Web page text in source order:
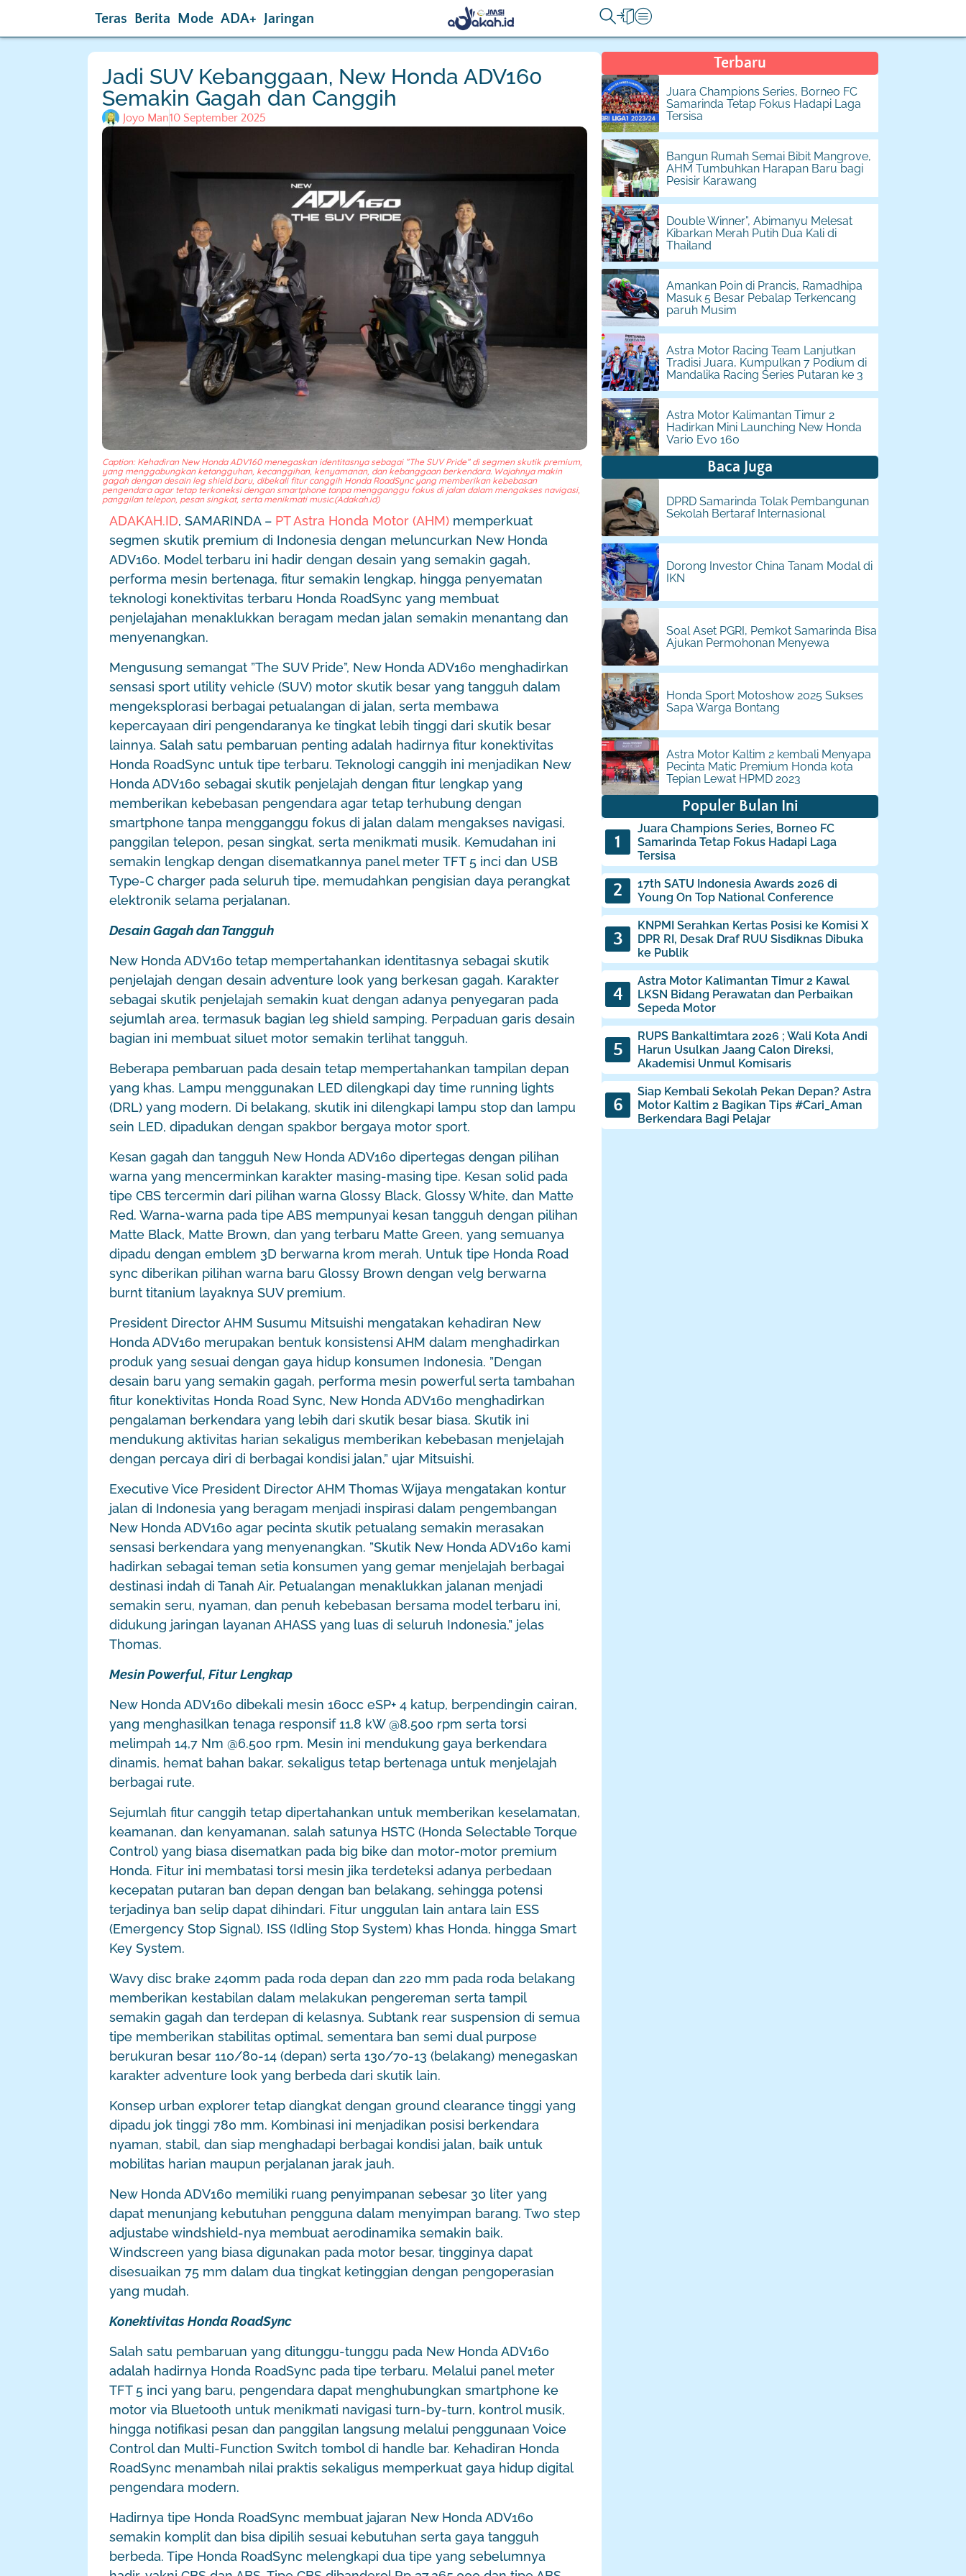
Teras Berita Mode ADA+ Jaringan
Jadi SUV Kebanggaan, New Honda ADV160
Semakin Gagah dan Canggih
Joyo Man10 September 2025
Caption: Kehadiran New Honda ADV160 menegaskan identitasnya sebagai ”The SUV Pride” di segmen skutik premium,
yang menggabungkan ketangguhan, kecanggihan, kenyamanan, dan kebanggaan berkendara. Wajahnya makin
gagah dengan desain leg shield baru, dibekali fitur canggih Honda RoadSync yang memberikan kebebasan
pengendara agar tetap terkoneksi dengan smartphone tanpa mengganggu fokus di jalan dalam mengakses navigasi,
panggilan telepon, pesan singkat, serta menikmati music.(Adakah.id)
ADAKAH.ID, SAMARINDA – PT Astra Honda Motor (AHM) memperkuat
segmen skutik premium di Indonesia dengan meluncurkan New Honda
ADV160. Model terbaru ini hadir dengan desain yang semakin gagah,
performa mesin bertenaga, fitur semakin lengkap, hingga penyematan
teknologi konektivitas terbaru Honda RoadSync yang membuat
penjelajahan menaklukkan beragam medan jalan semakin menantang dan
menyenangkan.
Mengusung semangat ”The SUV Pride”, New Honda ADV160 menghadirkan
sensasi sport utility vehicle (SUV) motor skutik besar yang tangguh dalam
mengeksplorasi berbagai petualangan di jalan, serta membawa
kepercayaan diri pengendaranya ke tingkat lebih tinggi dari skutik besar
lainnya. Salah satu pembaruan penting adalah hadirnya fitur konektivitas
Honda RoadSync untuk tipe terbaru. Teknologi canggih ini menjadikan New
Honda ADV160 sebagai skutik penjelajah dengan fitur lengkap yang
memberikan kebebasan pengendara agar tetap terhubung dengan
smartphone tanpa mengganggu fokus di jalan dalam mengakses navigasi,
panggilan telepon, pesan singkat, serta menikmati musik. Kemudahan ini
semakin lengkap dengan disematkannya panel meter TFT 5 inci dan USB
Type-C charger pada seluruh tipe, memudahkan pengisian daya perangkat
elektronik selama perjalanan.
Desain Gagah dan Tangguh
New Honda ADV160 tetap mempertahankan identitasnya sebagai skutik
penjelajah dengan desain adventure look yang berkesan gagah. Karakter
sebagai skutik penjelajah semakin kuat dengan adanya penyegaran pada
sejumlah area, termasuk bagian leg shield samping. Perpaduan garis desain
bagian ini membuat siluet motor semakin terlihat tangguh.
Beberapa pembaruan pada desain tetap mempertahankan tampilan depan
yang khas. Lampu menggunakan LED dilengkapi day time running lights
(DRL) yang modern. Di belakang, skutik ini dilengkapi lampu stop dan lampu
sein LED, dipadukan dengan spakbor bergaya motor sport.
Kesan gagah dan tangguh New Honda ADV160 dipertegas dengan pilihan
warna yang mencerminkan karakter masing-masing tipe. Kesan solid pada
tipe CBS tercermin dari pilihan warna Glossy Black, Glossy White, dan Matte
Red. Warna-warna pada tipe ABS mempunyai kesan tangguh dengan pilihan
Matte Black, Matte Brown, dan yang terbaru Matte Green, yang semuanya
dipadu dengan emblem 3D berwarna krom merah. Untuk tipe Honda Road
sync diberikan pilihan warna baru Glossy Brown dengan velg berwarna
burnt titanium layaknya SUV premium.
President Director AHM Susumu Mitsuishi mengatakan kehadiran New
Honda ADV160 merupakan bentuk konsistensi AHM dalam menghadirkan
produk yang sesuai dengan gaya hidup konsumen Indonesia. ”Dengan
desain baru yang semakin gagah, performa mesin powerful serta tambahan
fitur konektivitas Honda Road Sync, New Honda ADV160 menghadirkan
pengalaman berkendara yang lebih dari skutik besar biasa. Skutik ini
mendukung aktivitas harian sekaligus memberikan kebebasan menjelajah
dengan percaya diri di berbagai kondisi jalan,” ujar Mitsuishi.
Executive Vice President Director AHM Thomas Wijaya mengatakan kontur
jalan di Indonesia yang beragam menjadi inspirasi dalam pengembangan
New Honda ADV160 agar pecinta skutik petualang semakin merasakan
sensasi berkendara yang menyenangkan. ”Skutik New Honda ADV160 kami
hadirkan sebagai teman setia konsumen yang gemar menjelajah berbagai
destinasi indah di Tanah Air. Petualangan menaklukkan jalanan menjadi
semakin seru, nyaman, dan penuh kebebasan bersama model terbaru ini,
didukung jaringan layanan AHASS yang luas di seluruh Indonesia,” jelas
Thomas.
Mesin Powerful, Fitur Lengkap
New Honda ADV160 dibekali mesin 160cc eSP+ 4 katup, berpendingin cairan,
yang menghasilkan tenaga responsif 11,8 kW @8.500 rpm serta torsi
melimpah 14,7 Nm @6.500 rpm. Mesin ini mendukung gaya berkendara
dinamis, hemat bahan bakar, sekaligus tetap bertenaga untuk menjelajah
berbagai rute.
Sejumlah fitur canggih tetap dipertahankan untuk memberikan keselamatan,
keamanan, dan kenyamanan, salah satunya HSTC (Honda Selectable Torque
Control) yang biasa disematkan pada big bike dan motor-motor premium
Honda. Fitur ini membatasi torsi mesin jika terdeteksi adanya perbedaan
kecepatan putaran ban depan dengan ban belakang, sehingga potensi
terjadinya ban selip dapat dihindari. Fitur unggulan lain antara lain ESS
(Emergency Stop Signal), ISS (Idling Stop System) khas Honda, hingga Smart
Key System.
Wavy disc brake 240mm pada roda depan dan 220 mm pada roda belakang
memberikan kestabilan dalam melakukan pengereman serta tampil
semakin gagah dan terdepan di kelasnya. Subtank rear suspension di semua
tipe memberikan stabilitas optimal, sementara ban semi dual purpose
berukuran besar 110/80-14 (depan) serta 130/70-13 (belakang) menegaskan
karakter adventure look yang berbeda dari skutik lain.
Konsep urban explorer tetap diangkat dengan ground clearance tinggi yang
dipadu jok tinggi 780 mm. Kombinasi ini menjadikan posisi berkendara
nyaman, stabil, dan siap menghadapi berbagai kondisi jalan, baik untuk
mobilitas harian maupun perjalanan jarak jauh.
New Honda ADV160 memiliki ruang penyimpanan sebesar 30 liter yang
dapat menunjang kebutuhan pengguna dalam menyimpan barang. Two step
adjustabe windshield-nya membuat aerodinamika semakin baik.
Windscreen yang biasa digunakan pada motor besar, tingginya dapat
disesuaikan 75 mm dalam dua tingkat ketinggian dengan pengoperasian
yang mudah.
Konektivitas Honda RoadSync
Salah satu pembaruan yang ditunggu-tunggu pada New Honda ADV160
adalah hadirnya Honda RoadSync pada tipe terbaru. Melalui panel meter
TFT 5 inci yang baru, pengendara dapat menghubungkan smartphone ke
motor via Bluetooth untuk menikmati navigasi turn-by-turn, kontrol musik,
hingga notifikasi pesan dan panggilan langsung melalui penggunaan Voice
Control dan Multi-Function Switch tombol di handle bar. Kehadiran Honda
RoadSync menambah nilai praktis sekaligus memperkuat gaya hidup digital
pengendara modern.
Hadirnya tipe Honda RoadSync membuat jajaran New Honda ADV160
semakin komplit dan bisa dipilih sesuai kebutuhan serta gaya tangguh
berbeda. Tipe Honda RoadSync melengkapi dua tipe yang sebelumnya
Terbaru
Juara Champions Series, Borneo FC
Samarinda Tetap Fokus Hadapi Laga
Tersisa
Bangun Rumah Semai Bibit Mangrove,
AHM Tumbuhkan Harapan Baru bagi
Pesisir Karawang
Double Winner”, Abimanyu Melesat
Kibarkan Merah Putih Dua Kali di
Thailand
Amankan Poin di Prancis, Ramadhipa
Masuk 5 Besar Pebalap Terkencang
paruh Musim
Astra Motor Racing Team Lanjutkan
Tradisi Juara, Kumpulkan 7 Podium di
Mandalika Racing Series Putaran ke 3
Astra Motor Kalimantan Timur 2
Hadirkan Mini Launching New Honda
Vario Evo 160
Baca Juga
DPRD Samarinda Tolak Pembangunan
Sekolah Bertaraf Internasional
Dorong Investor China Tanam Modal di
IKN
Soal Aset PGRI, Pemkot Samarinda Bisa
Ajukan Permohonan Menyewa
Honda Sport Motoshow 2025 Sukses
Sapa Warga Bontang
Astra Motor Kaltim 2 kembali Menyapa
Pecinta Matic Premium Honda kota
Tepian Lewat HPMD 2023
Populer Bulan Ini
Juara Champions Series, Borneo FC
Samarinda Tetap Fokus Hadapi Laga
Tersisa
17th SATU Indonesia Awards 2026 di
Young On Top National Conference
KNPMI Serahkan Kertas Posisi ke Komisi X
DPR RI, Desak Draf RUU Sisdiknas Dibuka
ke Publik
Astra Motor Kalimantan Timur 2 Kawal
LKSN Bidang Perawatan dan Perbaikan
Sepeda Motor
RUPS Bankaltimtara 2026 ; Wali Kota Andi
Harun Usulkan Jaang Calon Direksi,
Akademisi Unmul Komisaris
Siap Kembali Sekolah Pekan Depan? Astra
Motor Kaltim 2 Bagikan Tips #Cari_Aman
Berkendara Bagi Pelajar